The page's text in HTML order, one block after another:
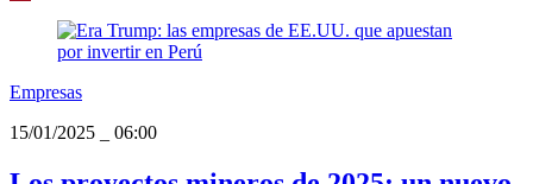
Empresas
15/01/2025
06:00